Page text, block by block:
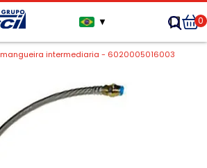
▼ 0
mangueira intermediaria - 6020005016003